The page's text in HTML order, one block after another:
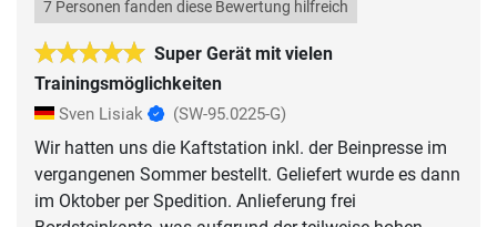
Super Gerät mit vielen
Trainingsmöglichkeiten
7 Personen fanden diese Bewertung hilfreich
Sven Lisiak (SW-95.0225-G)
Wir hatten uns die Kaftstation inkl. der Beinpresse im
vergangenen Sommer bestellt. Geliefert wurde es dann
im Oktober per Spedition. Anlieferung frei